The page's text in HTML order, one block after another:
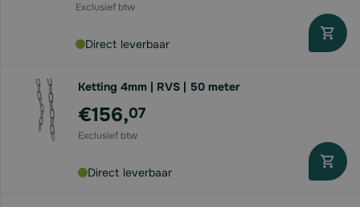
Direct leverbaar
Ketting 4mm | RVS | 50 meter
€156,07
Direct leverbaar